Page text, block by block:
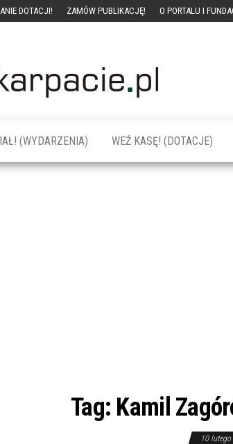
DOTACJI! ZAMÓW PUBLIKACJĘ! O PORTALU I
szkolenia
firm
(WYDARZENIA) WEŹ KASĘ! (DOTACJE)
Tag: Kamil
10